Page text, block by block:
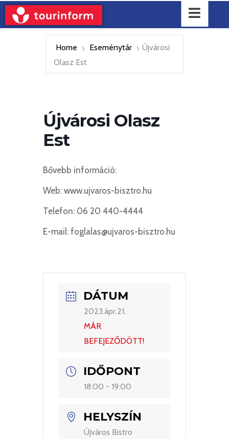
Home Eseménytár
Újvárosi
Olasz Est
Újvárosi Olasz
Est
Bővebb információ:
Web: www.ujvaros-bisztro.hu
Telefon: 06 20 440-4444
E-mail: foglalas@ujvaros-bisztro.hu
DÁTUM
2023.ápr.21.
MÁR
BEFEJEZŐDÖTT!
IDŐPONT
18:00 - 19:00
HELYSZÍN
Újváros Bistro